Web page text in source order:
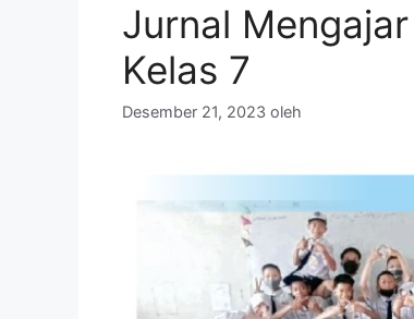
Jurnal
Kelas 7
Desember 21, 2023 oleh